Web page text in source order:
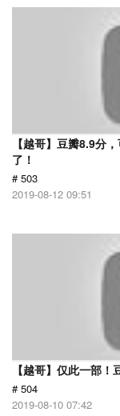
【越哥】豆瓣8.9分
了！
# 503
2019-08-12 09:51
【越哥】仅此一部
# 504
2019-08-10 07:42